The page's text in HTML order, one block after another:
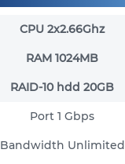
CPU 2x2.66Ghz
RAM 1024MB
RAID-10 hdd 20GB
Port 1 Gbps
Bandwidth Unlimited